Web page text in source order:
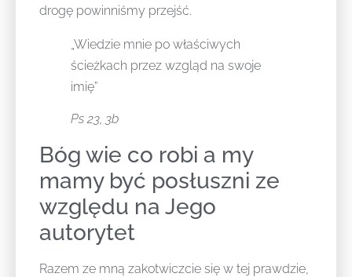
drogę powinniśmy przejść.
„Wiedzie mnie po właściwych
ścieżkach przez wzgląd na swoje
imię”
Ps 23, 3b
Bóg wie co robi a my
mamy być posłuszni ze
względu na Jego
autorytet
Razem ze mną zakotwiczcie się w tej prawdzie,